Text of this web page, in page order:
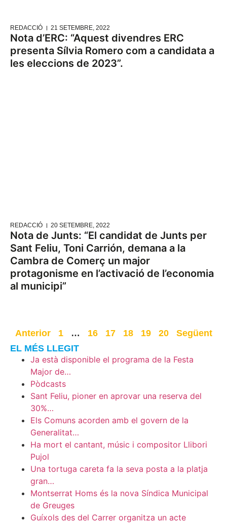
REDACCIÓ 21 SETEMBRE, 2022
Nota d’ERC: “Aquest divendres ERC
presenta Sílvia Romero com a candidata a
les eleccions de 2023”.
REDACCIÓ 20 SETEMBRE, 2022
Nota de Junts: “El candidat de Junts per
Sant Feliu, Toni Carrión, demana a la
Cambra de Comerç un major
protagonisme en l’activació de l’economia
al municipi”
Anterior 1 … 16 17 18 19 20
Següent
EL MÉS LLEGIT
Ja està disponible el programa de la Festa
Major de…
Pòdcasts
Sant Feliu, pioner en aprovar una reserva del
30%…
Els Comuns acorden amb el govern de la
Generalitat…
Ha mort el cantant, músic i compositor Llibori
Pujol
Una tortuga careta fa la seva posta a la platja
gran…
Montserrat Homs és la nova Síndica Municipal
de Greuges
Guíxols des del Carrer organitza un acte